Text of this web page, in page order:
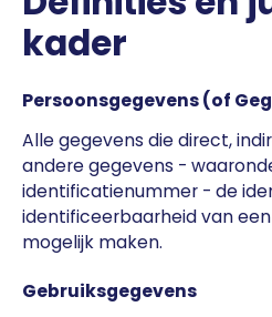
kader
Persoonsgegevens (of
Alle gegevens die direct,
andere gegevens -
identificatienummer - de
identificeerbaarheid van
mogelijk maken.
Gebruiksgegevens